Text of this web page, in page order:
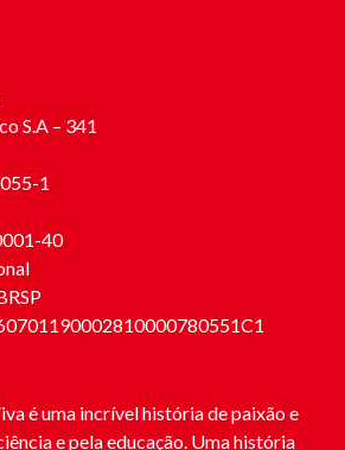
S.A – 341
1
40
é uma incrível história de paixão e
e pela educação. Uma história